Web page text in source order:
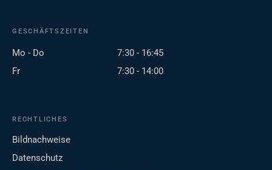
GESCHÄFTSZEITEN
Mo - Do
7:30 - 16:45
Fr
7:30 - 14:00
RECHTLICHES
Bildnachweise
Datenschutz